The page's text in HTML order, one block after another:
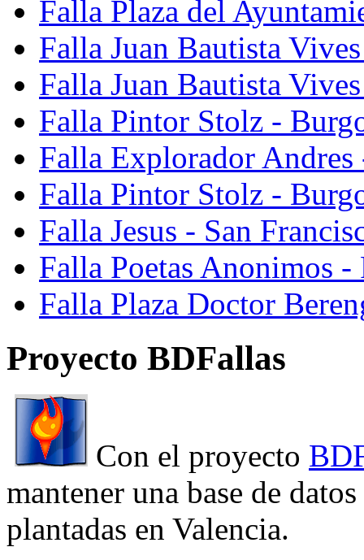
Falla Plaza del
Falla Juan Bautista
Falla Juan Bautista
Falla Pintor Stolz -
Falla Explorador Andres
Falla Pintor Stolz -
Falla Jesus - San
Falla Poetas Anonimos
Falla Plaza Doctor
Proyecto BDFallas
Con el proyecto
mantener una base de
plantadas en Valencia.